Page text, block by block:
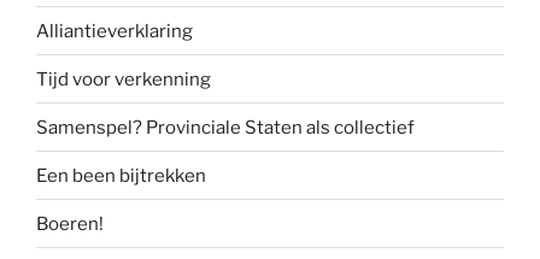
Alliantieverklaring
Tijd voor verkenning
Samenspel? Provinciale Staten als collectief
Een been bijtrekken
Boeren!